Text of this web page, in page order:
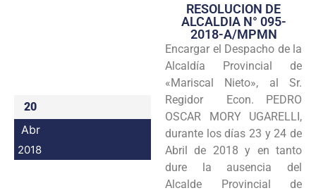
Transparencia
Seguridad
Programas
Intranet
20
Abr
2018
RESOLUCION DE
ALCALDIA N° 095-
2018-A/MPMN
Encargar el Despacho de la
Alcaldía Provincial de
«Mariscal Nieto», al Sr.
Regidor Econ. PEDRO
OSCAR MORY UGARELLI,
durante los días 23 y 24 de
Abril de 2018 y en tanto
dure la ausencia del
Alcalde Provincial de